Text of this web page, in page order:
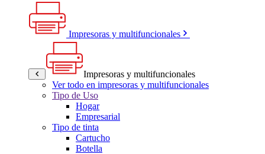
Impresoras y multifuncionales
Impresoras y multifuncionales
Ver todo en impresoras y multifuncionales
Tipo de Uso
Hogar
Empresarial
Tipo de tinta
Cartucho
Botella